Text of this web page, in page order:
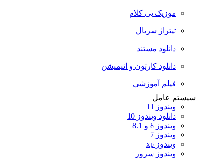
موزیک بی کلام
تیتراژ سریال
دانلود مستند
دانلود کارتون و انیمیشن
فیلم آموزشی
سیستم عامل
ویندوز 11
دانلود ویندوز 10
ویندوز 8 و 8.1
ویندوز 7
ویندوز xp
ویندوز سرور